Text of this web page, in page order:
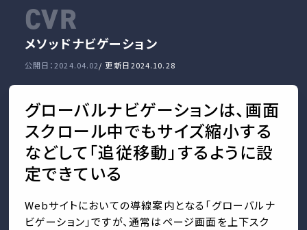
CVR
メソッドナビゲーション
公開日：2024.04.02/ 更新日2024.10.28
グローバルナビゲーションは、画面
スクロール中でもサイズ縮小する
などして「追従移動」するように設
定できている
Webサイトにおいての導線案内となる「グローバルナ
ビゲーション」ですが、通常はページ画面を上下スク